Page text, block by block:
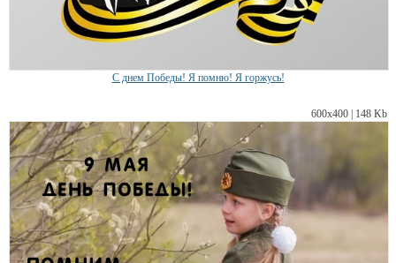
С днем Победы! Я помню! Я горжусь!
600х400 | 148 Kb